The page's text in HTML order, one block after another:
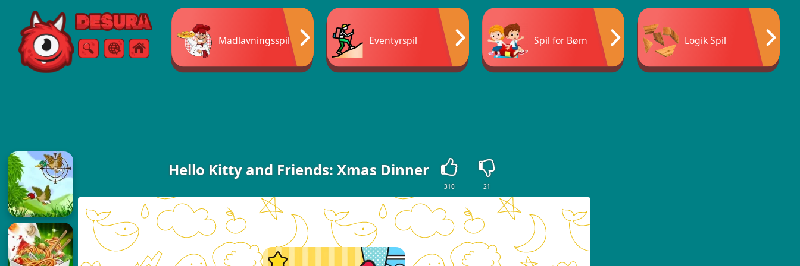
Free Online Games
Søg Menu
Madlavningsspil Eventyrspil Spil for Børn Logik Spil
Hello Kitty and Friends: Xmas Dinner
310 21